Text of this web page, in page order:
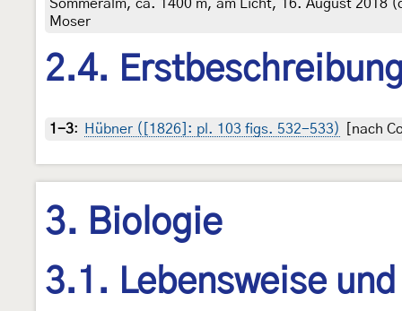
Sommeralm, ca. 1400 m, am Licht, 16. August
Moser
2.4.
1-3: Hübner ([1826]: pl. 103 figs. 532-533) [nach
3. Biologie
3.1. Lebensweise